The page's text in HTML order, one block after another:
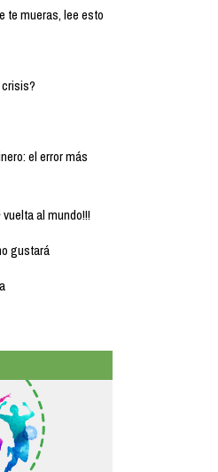
te mueras, lee esto
el error más
al mundo!!!
gustará